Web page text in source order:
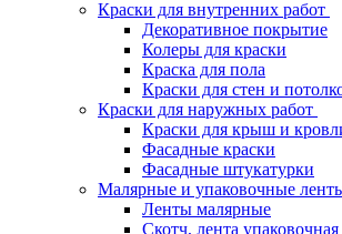
Краски для внутренних работ
Декоративное покрытие
Колеры для краски
Краска для пола
Краски для стен и
Краски для наружных работ
Краски для крыш и
Фасадные краски
Фасадные штукатурки
Малярные и упаковочные
Ленты малярные
Скотч, лента упаковочная